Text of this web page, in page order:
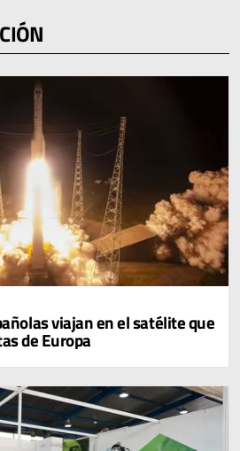
viajan en el satélite que
de Europa